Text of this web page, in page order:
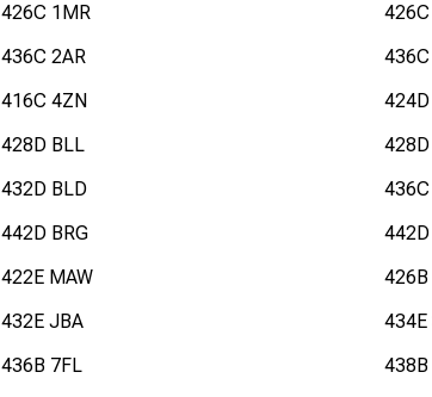
426C 1MR 426C
436C 2AR
416C 4ZN 424D
428D BLL
432D BLD
442D BRG 442D
422E MAW 426B
432E JBA 434E
436B 7FL 438B